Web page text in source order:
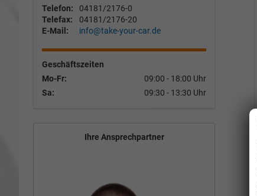
Telefon:
04181/2176-0
Telefax:
04181/2176-20
E-Mail:
info@take-your-car.de
Geschäftszeiten
Mo-Fr:
09:00 - 18:00 Uhr
Sa:
09:30 - 13:30 Uhr
Ihre Ansprechpartner